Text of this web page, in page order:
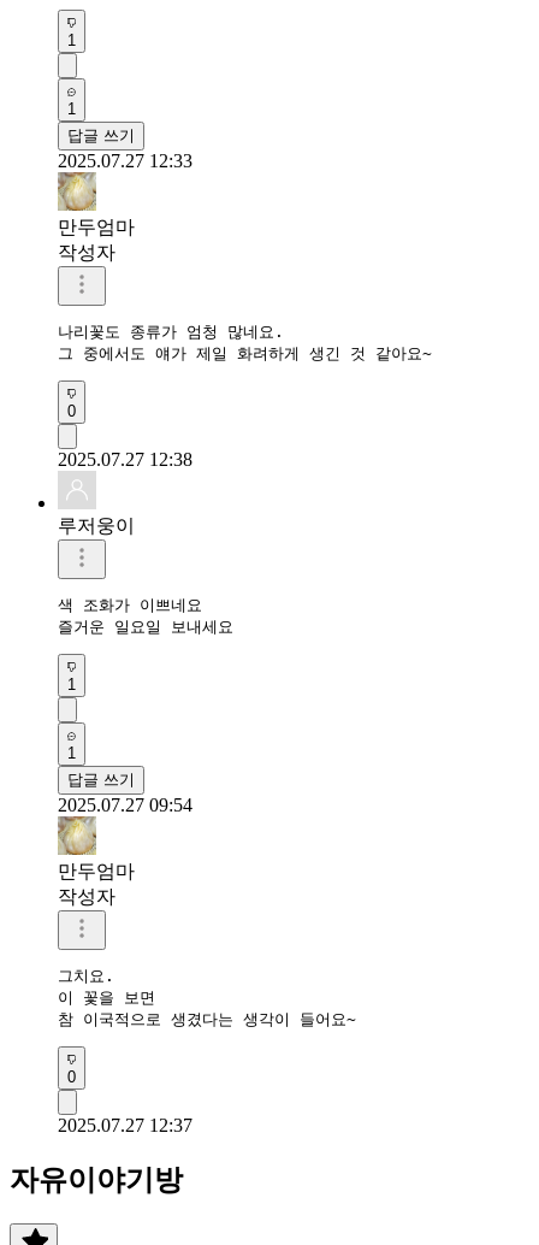
1
1
답글 쓰기
2025.07.27 12:33
만두엄마
작성자
나리꽃도 종류가 엄청 많네요.
그 중에서도 얘가 제일 화려하게 생긴 것 같아요~
0
2025.07.27 12:38
루저웅이
색 조화가 이쁘네요
즐거운 일요일 보내세요
1
1
답글 쓰기
2025.07.27 09:54
만두엄마
작성자
그치요.
이 꽃을 보면
참 이국적으로 생겼다는 생각이 들어요~
0
2025.07.27 12:37
자유이야기방